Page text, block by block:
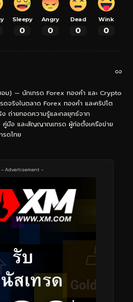
Sleepy
0
Angry
0
Dead
0
Wink
0
ม) — นักเทรด Forex ทองคำ และ Crypto
ดจริงในตลาด Forex ทองคำ และคริปโต
ถ่ายทอดความรู้และกลยุทธ์จาก
คู่มือ และสัญญาณเทรด ผู้ก่อตั้งเครือข่าย
รดไทย
- Advertisement -